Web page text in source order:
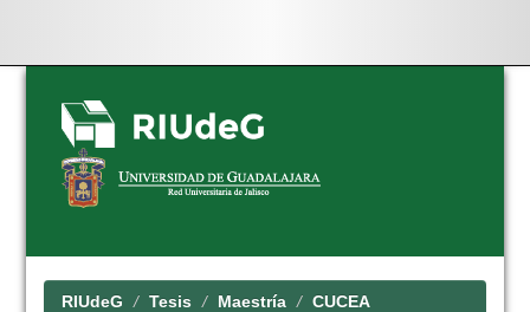
Skip
navigation
RIUdeG Tesis Maestría CUCEA